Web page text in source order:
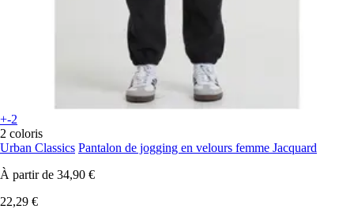
+-2
2 coloris
Urban Classics Pantalon de jogging en velours femme Jacquard
À partir de 34,90 €
22,29 €